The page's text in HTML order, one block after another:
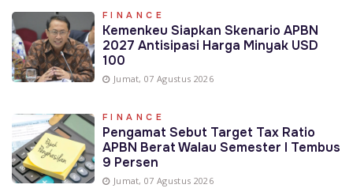
FINANCE
Kemenkeu Siapkan Skenario APBN
2027 Antisipasi Harga Minyak USD
100
Jumat, 07 Agustus 2026
FINANCE
Pengamat Sebut Target Tax Ratio
APBN Berat Walau Semester I Tembus
9 Persen
Jumat, 07 Agustus 2026